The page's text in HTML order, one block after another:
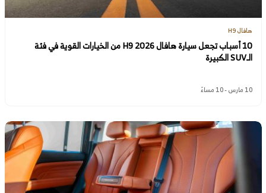
هافال H9
10 أسباب تجعل سيارة هافال H9 2026 من الخيارات القوية في فئة
الـSUV الكبيرة
10 مارس - 10 مساءً